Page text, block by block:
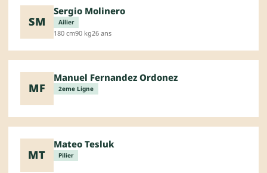
SM
Sergio Molinero
Ailier
180 cm90 kg26 ans
MF
Manuel Fernandez Ordonez
2eme Ligne
MT
Mateo Tesluk
Pilier